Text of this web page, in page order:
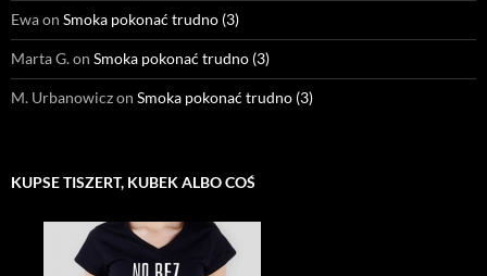
Ewaon Smoka pokonać trudno (3)
Marta G.on Smoka pokonać trudno (3)
M. Urbanowiczon Smoka pokonać trudno (3)
KUPSE TISZERT, KUBEK ALBO COŚ